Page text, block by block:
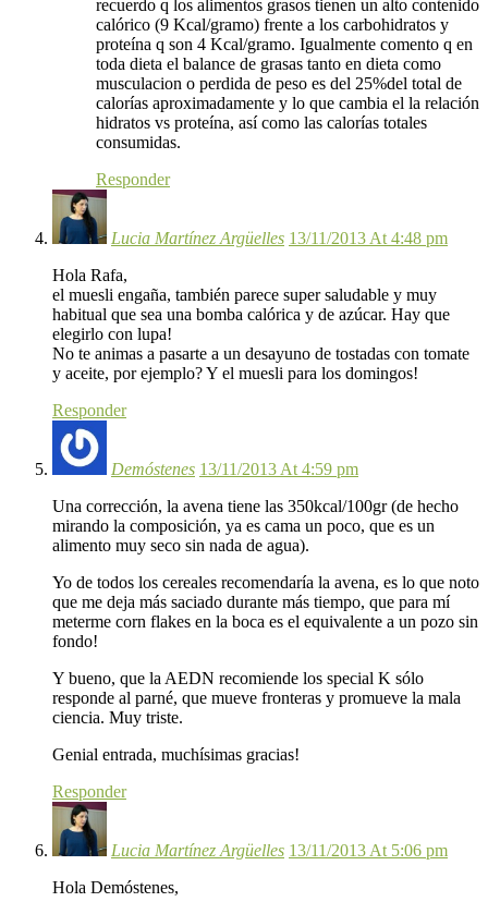
recuerdo q los alimentos grasos tienen un alto contenido
calórico (9 Kcal/gramo) frente a los carbohidratos y
proteína q son 4 Kcal/gramo. Igualmente comento q en
toda dieta el balance de grasas tanto en dieta como
musculacion o perdida de peso es del 25%del total de
calorías aproximadamente y lo que cambia el la relación
hidratos vs proteína, así como las calorías totales
consumidas.
Responder
Lucia Martínez Argüelles 13/11/2013 At 4:48 pm
Hola Rafa,
el muesli engaña, también parece super saludable y muy
habitual que sea una bomba calórica y de azúcar. Hay que
elegirlo con lupa!
No te animas a pasarte a un desayuno de tostadas con tomate
y aceite, por ejemplo? Y el muesli para los domingos!
Responder
Demóstenes 13/11/2013 At 4:59 pm
Una corrección, la avena tiene las 350kcal/100gr (de hecho
mirando la composición, ya es cama un poco, que es un
alimento muy seco sin nada de agua).
Yo de todos los cereales recomendaría la avena, es lo que noto
que me deja más saciado durante más tiempo, que para mí
meterme corn flakes en la boca es el equivalente a un pozo sin
fondo!
Y bueno, que la AEDN recomiende los special K sólo
responde al parné, que mueve fronteras y promueve la mala
ciencia. Muy triste.
Genial entrada, muchísimas gracias!
Responder
Lucia Martínez Argüelles 13/11/2013 At 5:06 pm
Hola Demóstenes,